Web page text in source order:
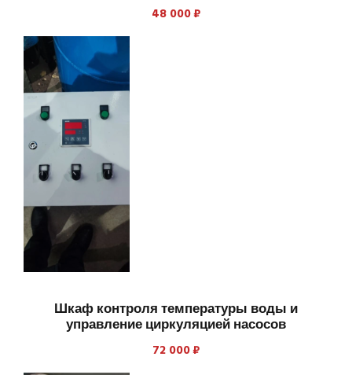
48 000₽
Шкаф контроля температуры воды и
управление циркуляцией насосов
72 000₽